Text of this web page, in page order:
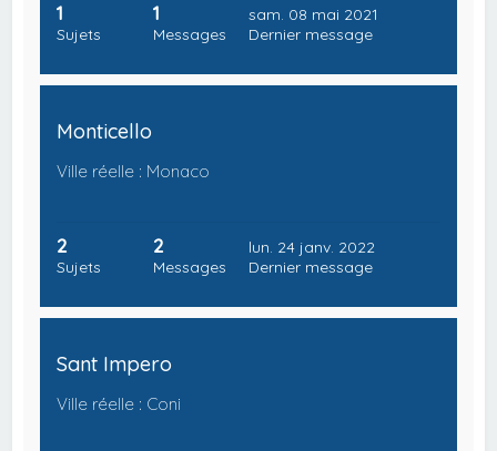
1
Sujets
1
Messages
sam. 08 mai 2021
Dernier message
Monticello
Ville réelle : Monaco
2
Sujets
2
Messages
lun. 24 janv. 2022
Dernier message
Sant Impero
Ville réelle : Coni